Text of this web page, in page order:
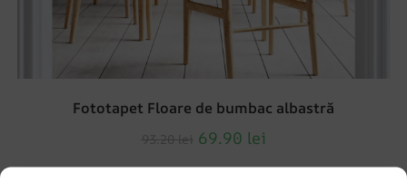
Fototapet Floare de bumbac albastră
69.90 lei